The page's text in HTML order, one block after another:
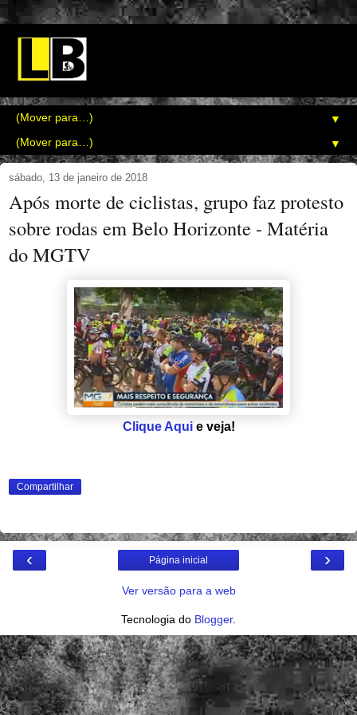
▼
▼
sábado, 13 de janeiro de 2018
Após morte de ciclistas, grupo faz protesto
sobre rodas em Belo Horizonte - Matéria
do MGTV
Clique Aquie veja!
Compartilhar
‹ ›
Página inicial
Ver versão para a web
Tecnologia do Blogger.